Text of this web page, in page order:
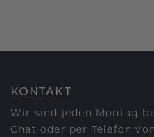
KONTAKT
Wir sind jeden Montag
Chat oder per Telefon